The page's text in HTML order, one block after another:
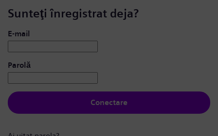
Sunteţi înregistrat deja?
Conectare: utilizator și parolă
E-mail
Parolă
Conectare